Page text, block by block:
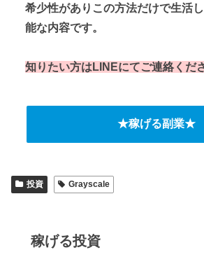
希少性がありこの方法だけで生活
能な内容です。
知りたい方はLINEにてご連絡くだ
★稼げる副業★
投資 Grayscale
稼げる投資